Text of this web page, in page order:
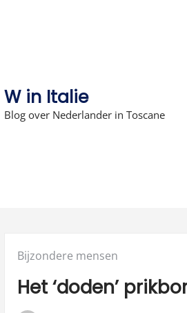
W in Italie
Blog over Nederlander in Toscane
Posted
Bijzondere mensen
Het ‘doden’